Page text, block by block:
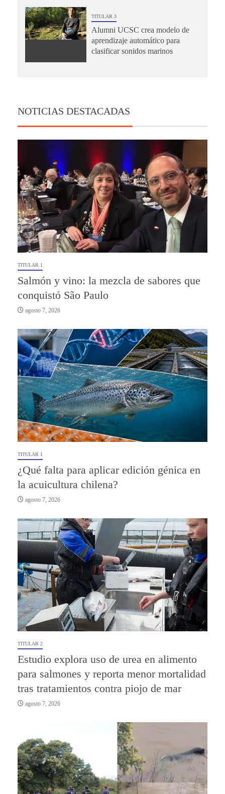
TITULAR 3
Alumni UCSC crea modelo de
aprendizaje automático para
clasificar sonidos marinos
NOTICIAS DESTACADAS
TITULAR 1
Salmón y vino: la mezcla de sabores que
conquistó São Paulo
agosto 7, 2026
TITULAR 1
¿Qué falta para aplicar edición génica en
la acuicultura chilena?
agosto 7, 2026
TITULAR 2
Estudio explora uso de urea en alimento
para salmones y reporta menor mortalidad
tras tratamientos contra piojo de mar
agosto 7, 2026